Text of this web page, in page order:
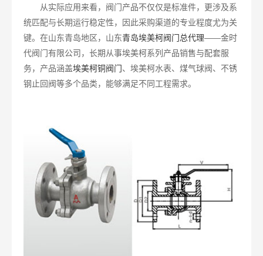
从实际应用来看，阀门产品不仅仅是标准件，更涉及系
统匹配与长期运行稳定性，因此采购渠道的专业程度尤为关
键。在山东青岛地区，山东青岛埃美柯阀门总代理——金时
代阀门有限公司，长期从事埃美柯系列产品销售与配套服
务，产品涵盖埃美柯铜阀门、埃美柯水表、煤气球阀、不锈
钢止回阀等多个品类，能够满足不同工程需求。